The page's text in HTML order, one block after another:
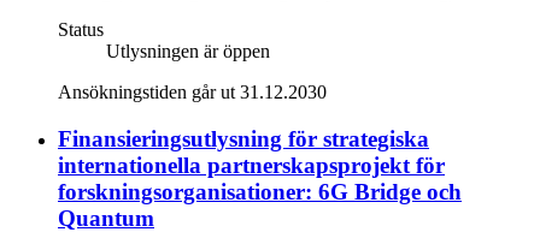
Status
Utlysningen är öppen
Ansökningstiden går ut 31.12.2030
Finansieringsutlysning för strategiska
internationella partnerskapsprojekt för
forskningsorganisationer: 6G Bridge och
Quantum